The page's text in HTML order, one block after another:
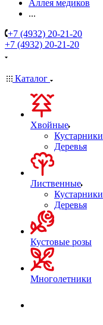
Аллея медиков
...
+7 (4932) 20-21-20
+7 (4932) 20-21-20
Каталог
Хвойные
Кустарники
Деревья
Лиственные
Кустарники
Деревья
Кустовые розы
Многолетники